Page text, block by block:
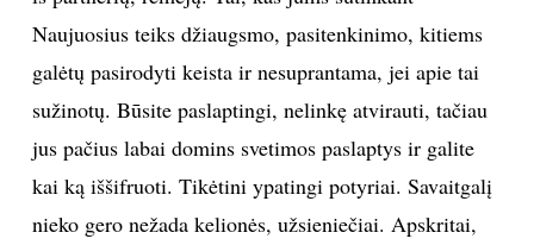
Naujuosius teiks džiaugsmo, pasitenkinimo, kitiems
galėtų pasirodyti keista ir nesuprantama, jei apie tai
sužinotų. Būsite paslaptingi, nelinkę atvirauti, tačiau
jus pačius labai domins svetimos paslaptys ir galite
kai ką iššifruoti. Tikėtini ypatingi potyriai. Savaitgalį
nieko gero nežada kelionės, užsieniečiai. Apskritai,